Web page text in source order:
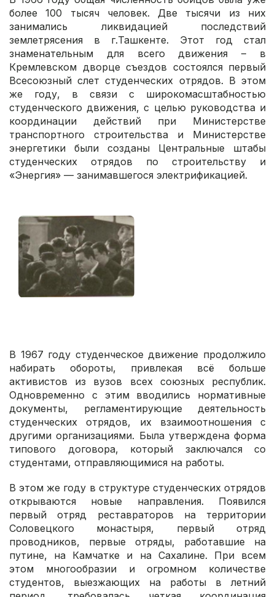
более 100 тысяч человек. Две тысячи из них
занимались ликвидацией последствий
землетрясения в г.Ташкенте. Этот год стал
знаменательным для всего движения – в
Кремлевском дворце съездов состоялся первый
Всесоюзный слет студенческих отрядов. В этом
же году, в связи с широкомасштабностью
студенческого движения, с целью руководства и
координации действий при Министерстве
транспортного строительства и Министерстве
энергетики были созданы Центральные штабы
студенческих отрядов по строительству и
«Энергия» — занимавшегося электрификацией.
В 1967 году студенческое движение продолжило
набирать обороты, привлекая всё больше
активистов из вузов всех союзных республик.
Одновременно с этим вводились нормативные
документы, регламентирующие деятельность
студенческих отрядов, их взаимоотношения с
другими организациями. Была утверждена форма
типового договора, который заключался со
студентами, отправляющимися на работы.
В этом же году в структуре студенческих отрядов
открываются новые направления. Появился
первый отряд реставраторов на территории
Соловецкого монастыря, первый отряд
проводников, первые отряды, работавшие на
путине, на Камчатке и на Сахалине. При всем
этом многообразии и огромном количестве
студентов, выезжающих на работы в летний